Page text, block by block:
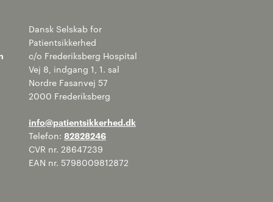
Dansk Selskab for
Patientsikkerhed
c/o Frederiksberg Hospital
Vej 8, indgang 1, 1. sal
Nordre Fasanvej 57
2000 Frederiksberg
info@patientsikkerhed.dk
Telefon: 82828246
CVR nr. 28647239
EAN nr. 5798009812872